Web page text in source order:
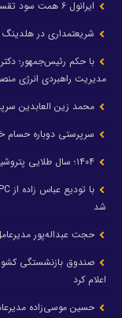
ایرانول ۶ همت سود تقسیم کرد
شریعتمداری در هلدینگ
با حکم رئیس‌جمهور؛
مدیریت راهبردی انرژی
محمد زین العابدین
سرپرستی دوباره حسام
شد
حجت عبداله‌پور
صندوق بازنشستگی
اعلام کرد
حسین موسی‌زاده